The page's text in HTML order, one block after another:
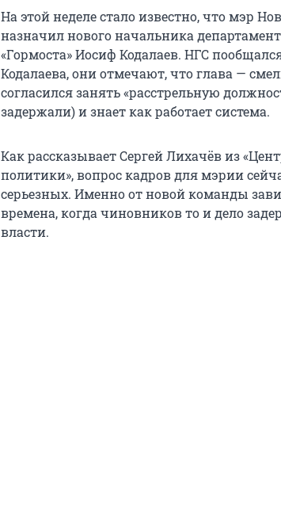
На этой неделе стало известно, что мэр
назначил нового начальника
«Гормоста» Иосиф Кодалаев. НГС
Кодалаева, они отмечают, что глава —
согласился занять «расстрельную
задержали) и знает как работает система.
Как рассказывает Сергей Лихачёв из
политики», вопрос кадров для мэрии
серьезных. Именно от новой команды
времена, когда чиновников то и дело
власти.